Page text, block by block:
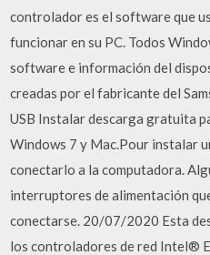
controlador es el software que
funcionar en su PC. Todos
software e información del
creadas por el fabricante del
USB Instalar descarga gratuita
Windows 7 y Mac.Pour instalar
conectarlo a la computadora.
interruptores de alimentación
conectarse. 20/07/2020 Esta
los controladores de red Intel®